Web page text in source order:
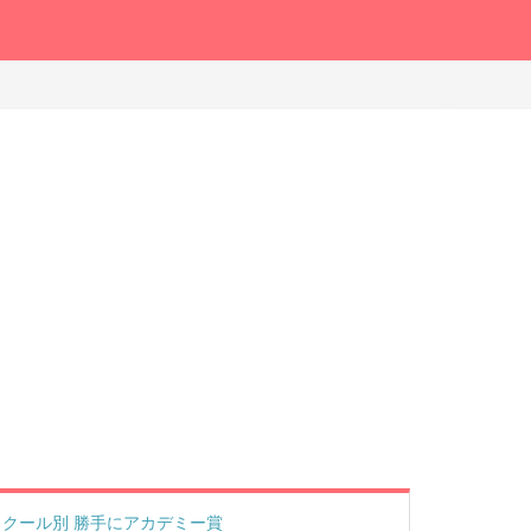
クール別 勝手にアカデミー賞